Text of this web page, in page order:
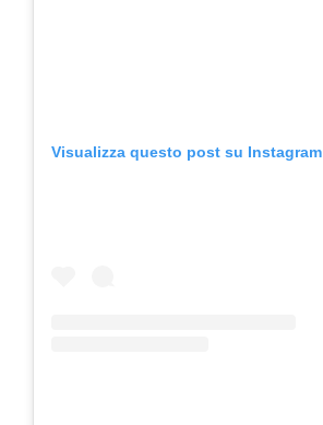
Visualizza questo post su Instagram